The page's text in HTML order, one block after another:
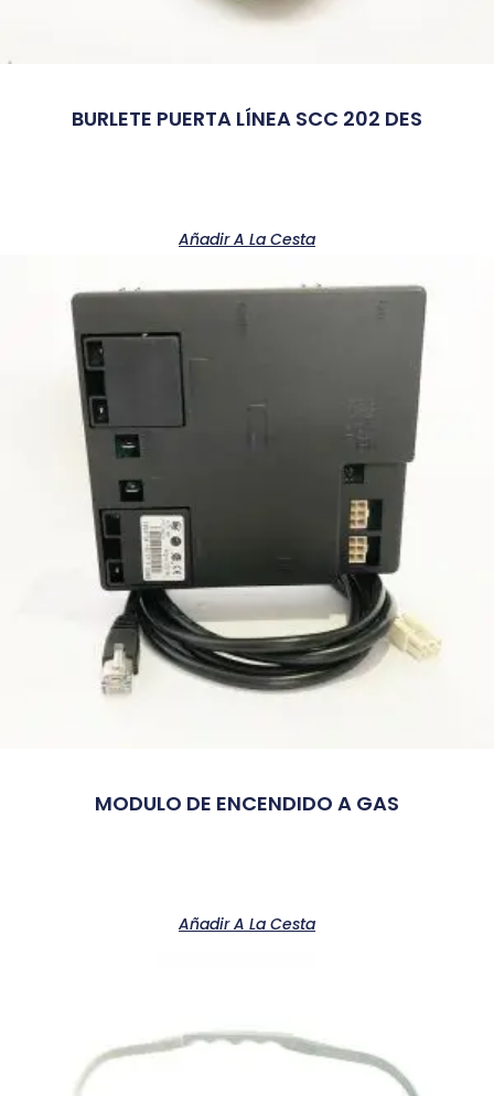
BURLETE PUERTA LÍNEA SCC 202 DES
Añadir A La Cesta
MODULO DE ENCENDIDO A GAS
Añadir A La Cesta